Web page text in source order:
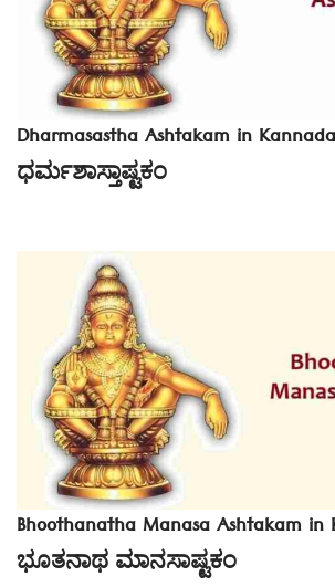
Dharmasastha Ashtakam in
ಧರ್ಮಶಾಸ್ತಾಷ್ಟಕಂ
Bhoothanatha Manasa Ashtakam in
ಭೂತನಾಥ ಮಾನಸಾಷ್ಟಕಂ